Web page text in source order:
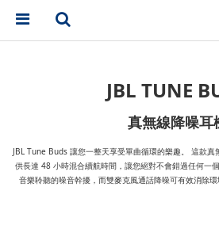
JBL TUNE
真無線降噪耳
JBL Tune Buds 讓您一整天享受單曲循環的樂趣。 這款真
供長達 48 小時混合續航時間，讓您絕對不會錯過任何一
音樂聆聽的噪音幹擾，而雙麥克風通話降噪可有效消除環